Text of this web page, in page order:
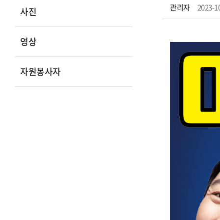
사진
영상
자원봉사자
관리자 2023-